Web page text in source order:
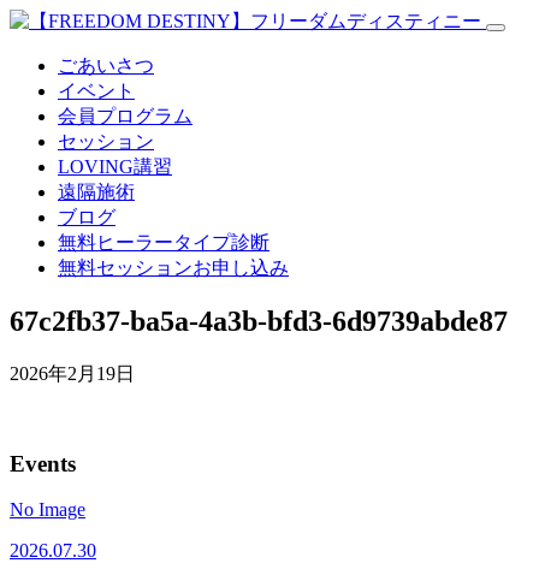
ごあいさつ
イベント
会員プログラム
セッション
LOVING講習
遠隔施術
ブログ
無料ヒーラータイプ診断
無料セッションお申し込み
67c2fb37-ba5a-4a3b-bfd3-6d9739abde87
2026年2月19日
Events
No Image
2026.07.30